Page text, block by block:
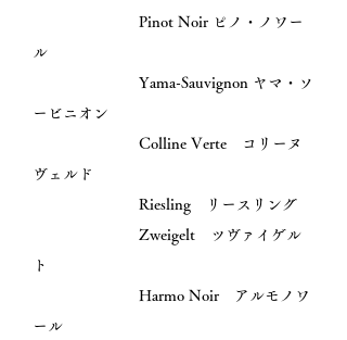
Pinot Noir ピノ・ノワー
ル
Yama-Sauvignon ヤマ・ソ
ービニオン
Colline Verte コリーヌ
ヴェルド
Riesling リースリング
Zweigelt ツヴァイゲル
ト
Harmo Noir アルモノワ
ール